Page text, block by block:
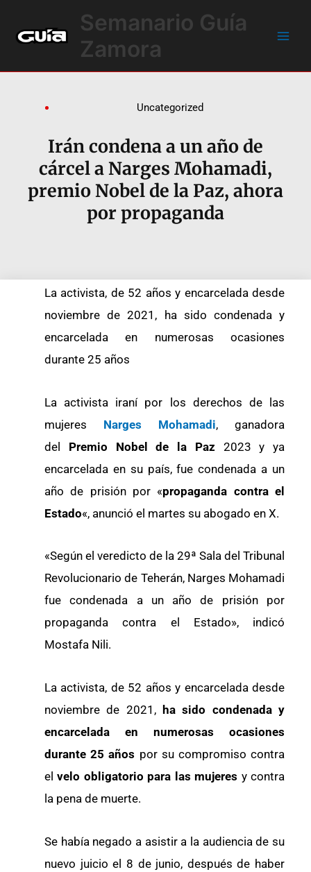
contenido
Semanario Guía
Zamora
Uncategorized
Irán condena a un año de
cárcel a Narges Mohamadi,
premio Nobel de la Paz, ahora
por propaganda
La activista, de 52 años y encarcelada desde
noviembre de 2021, ha sido condenada y
encarcelada en numerosas ocasiones
durante 25 años
La activista iraní por los derechos de las
mujeres Narges Mohamadi, ganadora
del Premio Nobel de la Paz 2023 y ya
encarcelada en su país, fue condenada a un
año de prisión por «propaganda contra el
Estado«, anunció el martes su abogado en X.
«Según el veredicto de la 29ª Sala del Tribunal
Revolucionario de Teherán, Narges Mohamadi
fue condenada a un año de prisión por
propaganda contra el Estado», indicó
Mostafa Nili.
La activista, de 52 años y encarcelada desde
noviembre de 2021, ha sido condenada y
encarcelada en numerosas ocasiones
durante 25 años por su compromiso contra
elvelo obligatorio para las mujeres y contra
la pena de muerte.
Se había negado a asistir a la audiencia de su
nuevo juicio el 8 de junio, después de haber